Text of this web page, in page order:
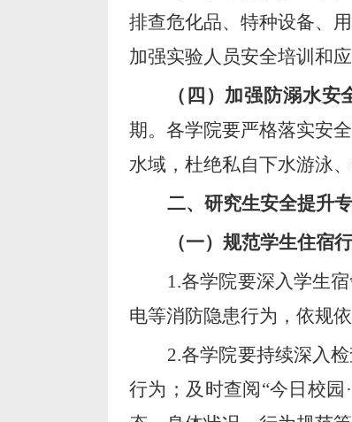
排查危化品、特种设备、
加强实验人员安全培训和
（四）加强防溺水安
期。各学院要严格落实安
水域，杜绝私自下水游泳
二、研究生安全提升
（一）规范学生住宿
1.各学院要深入学生
电等消防隐患行为 ，依规
2.各学院要持续深入
行为；及时查阅“今日校园 ·